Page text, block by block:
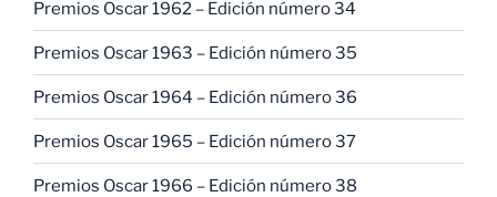
Premios Oscar 1962 – Edición número 34
Premios Oscar 1963 – Edición número 35
Premios Oscar 1964 – Edición número 36
Premios Oscar 1965 – Edición número 37
Premios Oscar 1966 – Edición número 38